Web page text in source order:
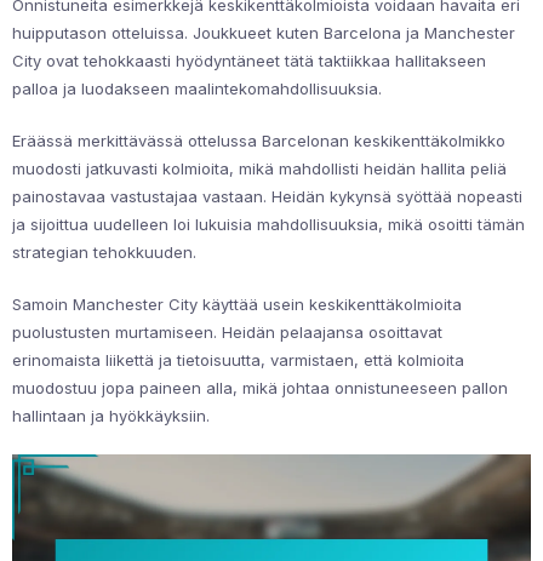
Onnistuneita esimerkkejä keskikenttäkolmioista voidaan havaita eri
huipputason otteluissa. Joukkueet kuten Barcelona ja Manchester
City ovat tehokkaasti hyödyntäneet tätä taktiikkaa hallitakseen
palloa ja luodakseen maalintekomahdollisuuksia.
Eräässä merkittävässä ottelussa Barcelonan keskikenttäkolmikko
muodosti jatkuvasti kolmioita, mikä mahdollisti heidän hallita peliä
painostavaa vastustajaa vastaan. Heidän kykynsä syöttää nopeasti
ja sijoittua uudelleen loi lukuisia mahdollisuuksia, mikä osoitti tämän
strategian tehokkuuden.
Samoin Manchester City käyttää usein keskikenttäkolmioita
puolustusten murtamiseen. Heidän pelaajansa osoittavat
erinomaista liikettä ja tietoisuutta, varmistaen, että kolmioita
muodostuu jopa paineen alla, mikä johtaa onnistuneeseen pallon
hallintaan ja hyökkäyksiin.